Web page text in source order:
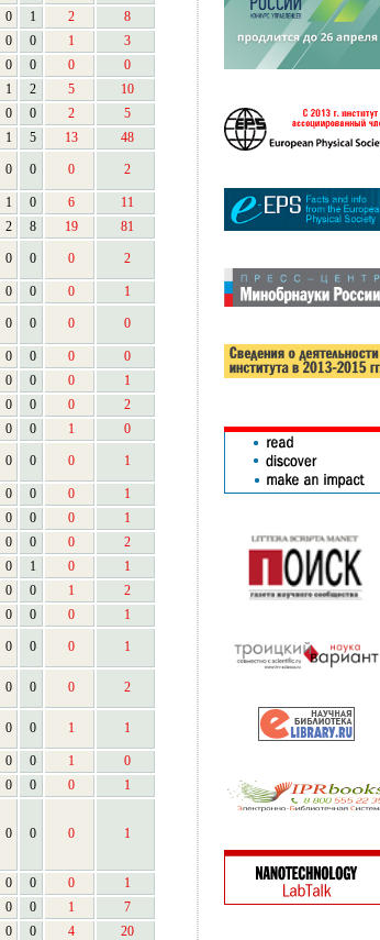
0 1 2
8
0 0 1
3
0 0 0
0
1 2 5
10
0 0 2
5
1 5 13
48
0 0 0 2
1 0 6
11
2 8 19
81
0 0 0 2
0 0 0
1
0 0 0 0
0 0 0
0
0 0 0
1
0 0 0
2
0 0 1
0
0 0 0 1
0 0 0
1
0 0 0
1
0 0 0
2
0 1 0
1
0 0 1
2
0 0 0
1
0 0 0 1
0 0 0 2
0 0 1 1
0 0 1
0
0 0 0
1
0 0 0 1
0 0 0
1
0 0 1
7
0 0 4 20